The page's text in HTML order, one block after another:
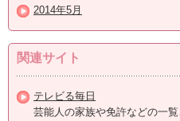
2014年5月
関連サイト
テレビる毎日
芸能人の家族や免許などの一